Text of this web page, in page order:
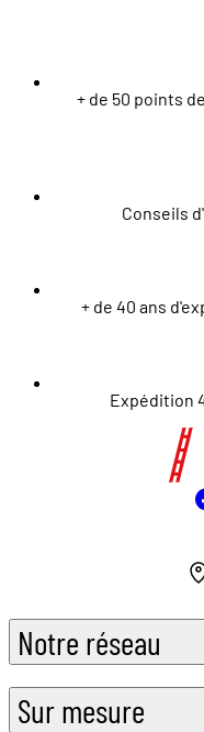
+ de 50 points
Conseils
+ de 40 ans
Expédition
Notre réseau
Sur mesure